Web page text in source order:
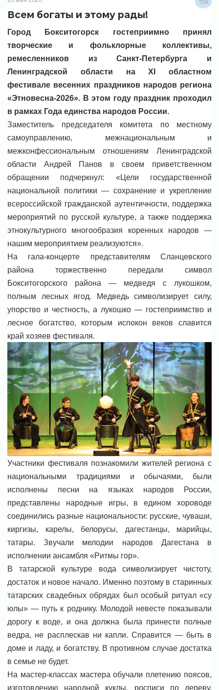
734
Всем богаты и этому рады!
Город Бокситогорск гостеприимно принял
творческие и фольклорные коллективы,
ремесленников из Санкт-Петербурга и
Ленинградской области на XI областном
фестивале весенних праздников народов региона
«Этновесна-2026». В этом году праздник проходил
в рамках Года единства народов России.
Заместитель председателя комитета по местному
самоуправлению, межнациональным и
межконфессиональным отношениям Ленинградской
области Андрей Панов в своем приветственном
обращении подчеркнул: «Цели государственной
национальной политики — сохранение и укрепление
всероссийской гражданской аутентичности, поддержка
мероприятий по русской культуре, а также поддержка
этнокультурного многообразия коренных народов —
нашим мероприятием реализуются».
На гала-концерте представителям Сланцевского
района торжественно передали символ
Бокситогорского района — медведя с лукошком,
полным лесных ягод. Медведь символизирует силу,
упорство и честность, а лукошко — гостеприимство и
лесное богатство, которым испокон веков славится
край хозяев фестиваля.
Участники фестиваля познакомили жителей региона с
национальными традициями и обычаями, были
исполнены песни на языках народов России,
представлены народные игры, в едином хороводе
соединились разные национальности: русские, чуваши,
киргизы, карелы, белорусы, дагестанцы, марийцы,
татары. Звучали мелодии народов Дагестана в
исполнении ансамбля «Ритмы гор».
В татарской культуре вода символизирует чистоту,
достаток и новое начало. Именно поэтому в старинных
татарских свадебных обрядах был особый ритуал «су
юлы» — путь к роднику. Молодой невесте показывали
дорогу к воде, и она должна была принести полные
ведра, не расплескав ни капли. Справится — быть в
доме и ладу, и богатству. В противном случае достатка
в семье не будет.
На мастер-классах мастера обучали плетению поясов,
изготовлению народной куклы, росписи по дереву,